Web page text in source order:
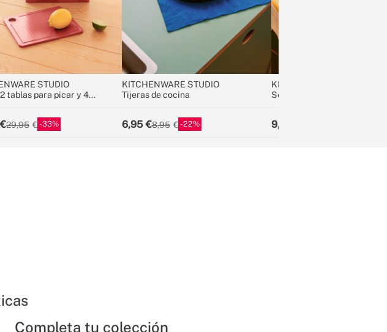
STUDIO
tablas para picar y 4
29,95 33
KITCHENWARE STUDIO
Tijeras de cocina
6,95 8,95 22
KITCHENWARE STUDIO
Set de 3 tablas para picar
9,95
Completa tu colección